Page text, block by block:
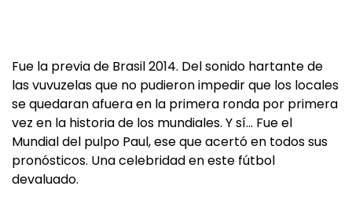
Fue la previa de Brasil 2014. Del sonido hartante de
las vuvuzelas que no pudieron impedir que los locales
se quedaran afuera en la primera ronda por primera
vez en la historia de los mundiales. Y sí… Fue el
Mundial del pulpo Paul, ese que acertó en todos sus
pronósticos. Una celebridad en este fútbol
devaluado.